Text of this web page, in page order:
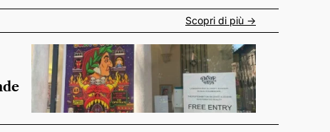
Scopri di più ->